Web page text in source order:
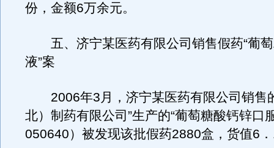
份，金额6万余元。
五、济宁某医药有限公司销售假药“葡萄
液”案
2006年3月，济宁某医药有限公司销售
北）制药有限公司”生产的“葡萄糖酸钙锌口
050640）被发现该批假药2880盒，货值6